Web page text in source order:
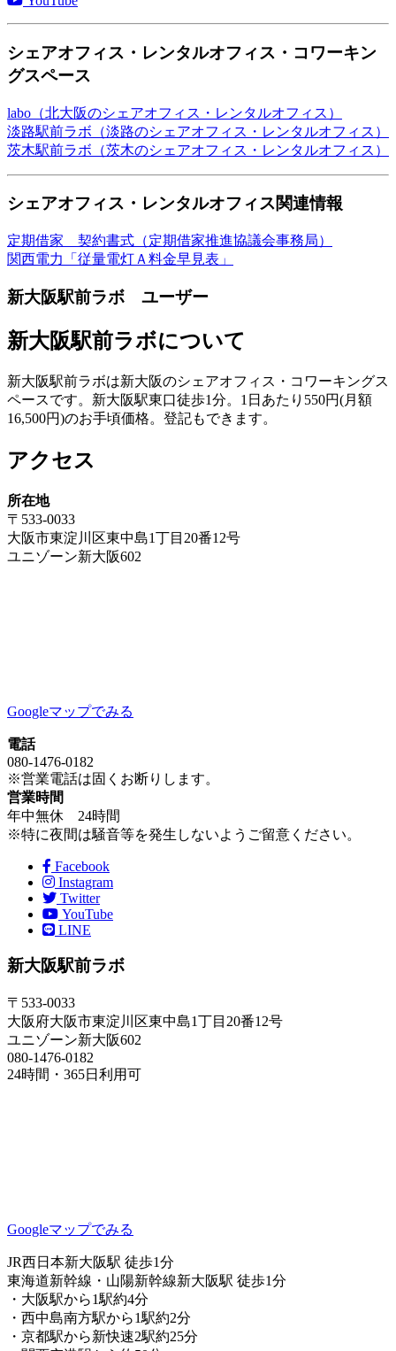
シェアオフィス・レンタルオフィス・コワーキン
グスペース
labo（北大阪のシェアオフィス・レンタルオフィス）
淡路駅前ラボ（淡路のシェアオフィス・レンタルオフィス）
茨木駅前ラボ（茨木のシェアオフィス・レンタルオフィス）
シェアオフィス・レンタルオフィス関連情報
定期借家 契約書式（定期借家推進協議会事務局）
関西電力「従量電灯Ａ料金早見表」
新大阪駅前ラボ ユーザー
新大阪駅前ラボについて
新大阪駅前ラボは新大阪のシェアオフィス・コワーキングス
ペースです。新大阪駅東口徒歩1分。1日あたり550円(月額
16,500円)のお手頃価格。登記もできます。
アクセス
所在地
〒533-0033
大阪市東淀川区東中島1丁目20番12号
ユニゾーン新大阪602
Googleマップでみる
電話
080-1476-0182
※営業電話は固くお断りします。
営業時間
年中無休 24時間
※特に夜間は騒音等を発生しないようご留意ください。
Facebook
Instagram
Twitter
YouTube
LINE
新大阪駅前ラボ
〒533-0033
大阪府大阪市東淀川区東中島1丁目20番12号
ユニゾーン新大阪602
080-1476-0182
24時間・365日利用可
Googleマップでみる
JR西日本新大阪駅 徒歩1分
東海道新幹線・山陽新幹線新大阪駅 徒歩1分
・大阪駅から1駅約4分
・西中島南方駅から1駅約2分
・京都駅から新快速2駅約25分